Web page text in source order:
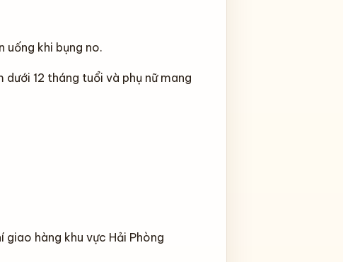
uống khi bụng no.
12 tháng tuổi và phụ nữ mang
giao hàng khu vực Hải Phòng